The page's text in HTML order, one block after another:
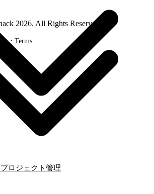
プロジェクト管理
2026. All Rights Reserved.
· Terms